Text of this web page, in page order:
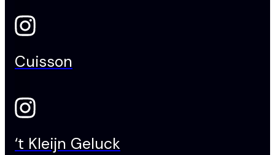
Cuisson
‘t Kleijn Geluck